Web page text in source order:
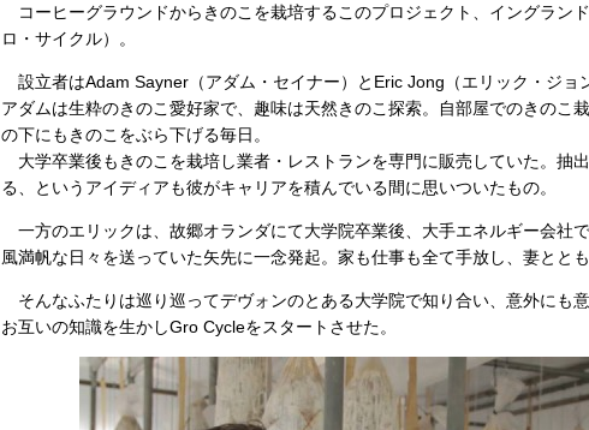
コーヒーグラウンドからきのこを栽培するこのプロジェクト、イングラン
ロ・サイクル）。
設立者はAdam Sayner（アダム・セイナー）とEric Jong（エリック・ジョ
アダムは生粋のきのこ愛好家で、趣味は天然きのこ探索。自部屋でのきのこ
の下にもきのこをぶら下げる毎日。
大学卒業後もきのこを栽培し業者・レストランを専門に販売していた。抽
る、というアイディアも彼がキャリアを積んでいる間に思いついたもの。
一方のエリックは、故郷オランダにて大学院卒業後、大手エネルギー会社
風満帆な日々を送っていた矢先に一念発起。家も仕事も全て手放し、妻とと
そんなふたりは巡り巡ってデヴォンのとある大学院で知り合い、意外にも意
お互いの知識を生かしGro Cycleをスタートさせた。